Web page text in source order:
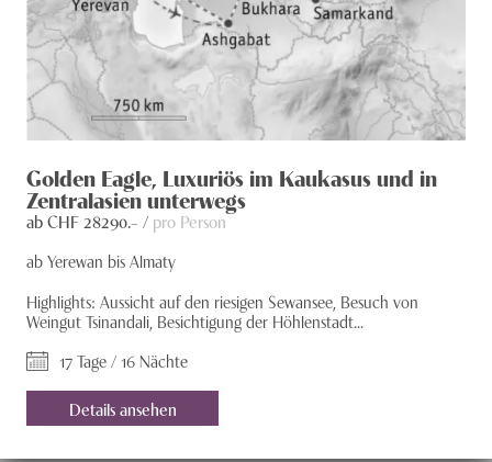
Golden Eagle, Luxuriös im Kaukasus und in
Zentralasien unterwegs
ab CHF 28290.– / pro Person
ab Yerewan bis Almaty
Highlights: Aussicht auf den riesigen Sewansee, Besuch von
Weingut Tsinandali, Besichtigung der Höhlenstadt...
17 Tage / 16 Nächte
Details ansehen